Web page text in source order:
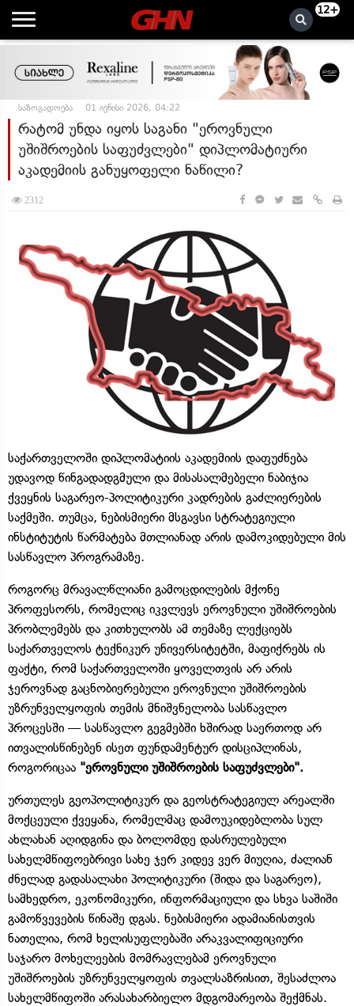
12+
საზოგადოება 01 ივნისი 2026, 04:22
რატომ უნდა იყოს საგანი "ეროვნული
უშიშროების საფუძვლები" დიპლომატიური
აკადემიის განუყოფელი ნაწილი?
2312
საქართველოში დიპლომატიის აკადემიის დაფუძნება
უდავოდ წინგადადგმული და მისასალმებელი ნაბიჯია
ქვეყნის საგარეო-პოლიტიკური კადრების გაძლიერების
საქმეში. თუმცა, ნებისმიერი მსგავსი სტრატეგიული
ინსტიტუტის წარმატება მთლიანად არის დამოკიდებული მის
სასწავლო პროგრამაზე.
როგორც მრავალწლიანი გამოცდილების მქონე
პროფესორს, რომელიც იკვლევს ეროვნული უშიშროების
პრობლემებს და კითხულობს ამ თემაზე ლექციებს
საქართველოს ტექნიკურ უნივერსიტეტში, მაფიქრებს ის
ფაქტი, რომ საქართველოში ყოველთვის არ არის
ჯეროვნად გაცნობიერებული ეროვნული უშიშროების
უზრუნველყოფის თემის მნიშვნელობა სასწავლო
პროცესში — სასწავლო გეგმებში ხშირად საერთოდ არ
ითვალისწინებენ ისეთ ფუნდამენტურ დისციპლინას,
როგორიცაა "ეროვნული უშიშროების საფუძვლები".
ურთულეს გეოპოლიტიკურ და გეოსტრატეგიულ არეალში
მოქცეული ქვეყანა, რომელმაც დამოუკიდებლობა სულ
ახლახან აღიდგინა და ბოლომდე დასრულებული
სახელმწიფოებრივი სახე ჯერ კიდევ ვერ მიუღია, ძალიან
ძნელად გადასალახი პოლიტიკური (შიდა და საგარეო),
სამხედრო, ეკონომიკური, ინფორმაციული და სხვა საშიში
გამოწვევების წინაშე დგას. ნებისმიერი ადამიანისთვის
ნათელია, რომ ხელისუფლებაში არაკვალიფიციური
საჯარო მოხელეების მომრავლებამ ეროვნული
უშიშროების უზრუნველყოფის თვალსაზრისით, შესაძლოა
სახელმწიფოში არასახარბიელო მდგომარეობა შექმნას.